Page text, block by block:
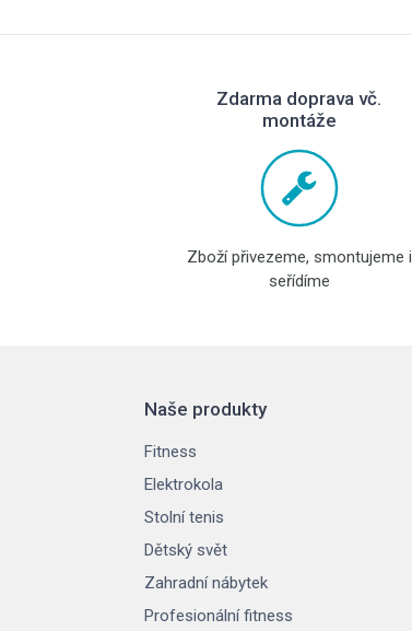
Zdarma doprava vč.
montáže
Zboží přivezeme, smontujeme i
seřídíme
Naše produkty
Fitness
Elektrokola
Stolní tenis
Dětský svět
Zahradní nábytek
Profesionální fitness